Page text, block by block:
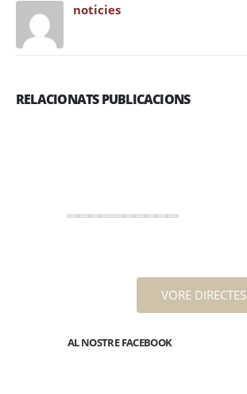
noticies
RELACIONATS PUBLICACIONS
VORE DIRECTES
AL NOSTRE FACEBOOK